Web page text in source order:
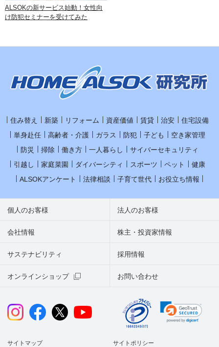
ALSOKの新サービス始動！女性向
け防犯セミナーを受けてみた
住み替え 新築 リフォーム 資産価値 賃貸 治安
住宅設備
単身赴任
高齢者・介護 ガラス 防犯 子ども
空き家管理
防災
掃除 働き方 一人暮らし
サイバーセキュリティ
引越し
家庭菜園 ダイバーシティ スポーツ ペット
健康
ALSOKアンケート
法律相談 子育て世代 お役立ち情報
個人のお客様 法人のお客様
会社情報 株主・投資家情報
サステナビリティ
オンラインショップ お問い合わせ
採用情報
サイトマップ サイトポリシー